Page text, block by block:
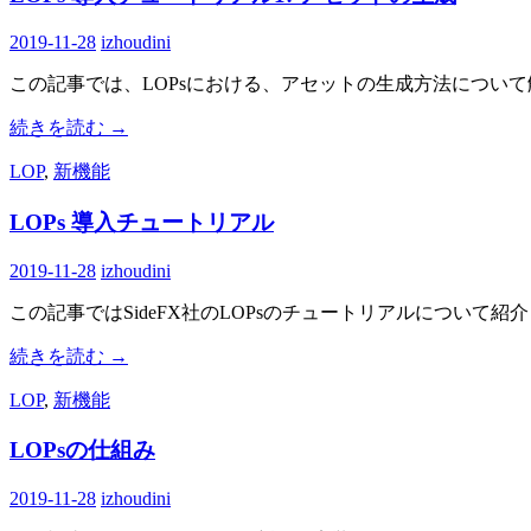
2019-11-28 izhoudini
この記事では、LOPsにおける、アセットの生成方法について
続きを読む →
LOP, 新機能
LOPs 導入チュートリアル
2019-11-28 izhoudini
この記事ではSideFX社のLOPsのチュートリアルについて紹介
続きを読む →
LOP, 新機能
LOPsの仕組み
2019-11-28 izhoudini